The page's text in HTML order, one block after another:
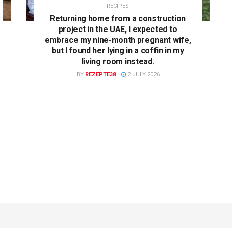
RECIPES
Returning home from a construction
project in the UAE, I expected to
embrace my nine-month pregnant wife,
but I found her lying in a coffin in my
living room instead.
BY REZEPTE38 2 JULY 2026